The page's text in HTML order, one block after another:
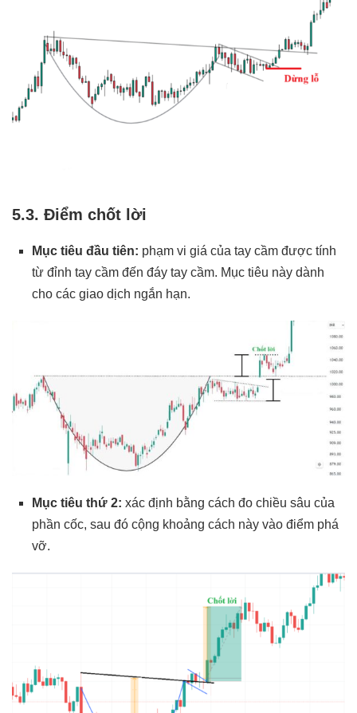
5.3. Điểm chốt lời
Mục tiêu đầu tiên: phạm vi giá của tay cầm được tính
từ đỉnh tay cầm đến đáy tay cầm. Mục tiêu này dành
cho các giao dịch ngắn hạn.
Mục tiêu thứ 2: xác định bằng cách đo chiều sâu của
phần cốc, sau đó cộng khoảng cách này vào điểm phá
vỡ.